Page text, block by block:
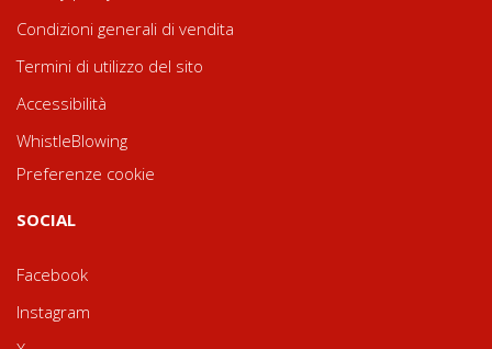
Condizioni generali di vendita
Termini di utilizzo del sito
Accessibilità
WhistleBlowing
Preferenze cookie
SOCIAL
Facebook
Instagram